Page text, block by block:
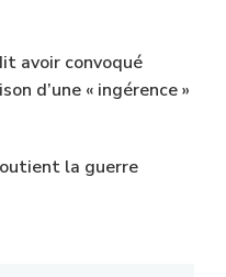
avoir convoqué
d’une « ingérence »
la guerre